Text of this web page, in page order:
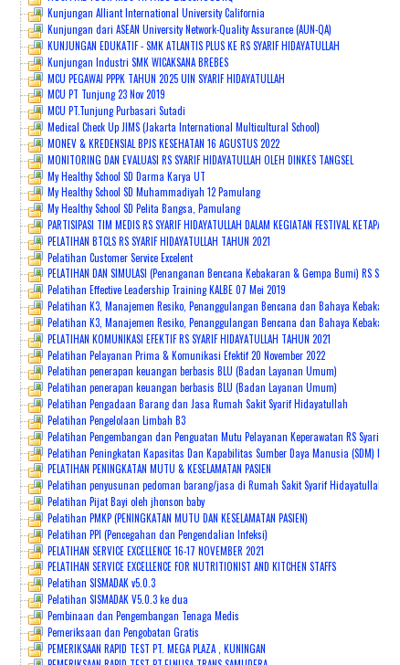
Kunjungan Alliant International University California
Kunjungan dari ASEAN University Network-Quality Assurance (AUN-QA)
KUNJUNGAN EDUKATIF - SMK ATLANTIS PLUS KE RS SYARIF HIDAYATULLAH
Kunjungan Industri SMK WICAKSANA BREBES
MCU PEGAWAI PPPK TAHUN 2025 UIN SYARIF HIDAYATULLAH
MCU PT Tunjung 23 Nov 2019
MCU PT.Tunjung Purbasari Sutadi
Medical Check Up JIMS (Jakarta International Multicultural School)
MONEV & KREDENSIAL BPJS KESEHATAN 16 AGUSTUS 2022
MONITORING DAN EVALUASI RS SYARIF HIDAYATULLAH OLEH DINKES TANGSEL
My Healthy School SD Darma Karya UT
My Healthy School SD Muhammadiyah 12 Pamulang
My Healthy School SD Pelita Bangsa, Pamulang
PARTISIPASI TIM MEDIS RS SYARIF HIDAYATULLAH DALAM KEGIATAN FESTIVAL
PELATIHAN BTCLS RS SYARIF HIDAYATULLAH TAHUN 2021
Pelatihan Customer Service Excelent
PELATIHAN DAN SIMULASI (Penanganan Bencana Kebakaran & Gempa Bumi) RS
Pelatihan Effective Leadership Training KALBE 07 Mei 2019
Pelatihan K3, Manajemen Resiko, Penanggulangan Bencana dan Bahaya Kebakaran
Pelatihan K3, Manajemen Resiko, Penanggulangan Bencana dan Bahaya Kebakaran
PELATIHAN KOMUNIKASI EFEKTIF RS SYARIF HIDAYATULLAH TAHUN 2021
Pelatihan Pelayanan Prima & Komunikasi Efektif 20 November 2022
Pelatihan penerapan keuangan berbasis BLU (Badan Layanan Umum)
Pelatihan penerapan keuangan berbasis BLU (Badan Layanan Umum)
Pelatihan Pengadaan Barang dan Jasa Rumah Sakit Syarif Hidayatullah
Pelatihan Pengelolaan Limbah B3
Pelatihan Pengembangan dan Penguatan Mutu Pelayanan Keperawatan RS Syarif
Pelatihan Peningkatan Kapasitas Dan Kapabilitas Sumber Daya Manusia (SDM)
PELATIHAN PENINGKATAN MUTU & KESELAMATAN PASIEN
Pelatihan penyusunan pedoman barang/jasa di Rumah Sakit Syarif Hidayatullah
Pelatihan Pijat Bayi oleh jhonson baby
Pelatihan PMKP (PENINGKATAN MUTU DAN KESELAMATAN PASIEN)
Pelatihan PPI (Pencegahan dan Pengendalian Infeksi)
PELATIHAN SERVICE EXCELLENCE 16-17 NOVEMBER 2021
PELATIHAN SERVICE EXCELLENCE FOR NUTRITIONIST AND KITCHEN STAFFS
Pelatihan SISMADAK v5.0.3
Pelatihan SISMADAK V5.0.3 ke dua
Pembinaan dan Pengembangan Tenaga Medis
Pemeriksaan dan Pengobatan Gratis
PEMERIKSAAN RAPID TEST PT. MEGA PLAZA , KUNINGAN